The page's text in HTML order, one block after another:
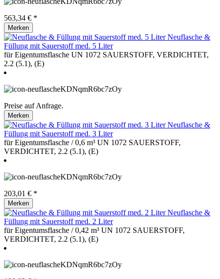
563,34 € *
Merken
Neuflasche &
Füllung mit Sauerstoff med. 5 Liter
für Eigentumsflasche UN 1072 SAUERSTOFF, VERDICHTET,
2.2 (5.1), (E)
Preise auf Anfrage.
Merken
Neuflasche &
Füllung mit Sauerstoff med. 3 Liter
für Eigentumsflasche / 0,6 m³ UN 1072 SAUERSTOFF,
VERDICHTET, 2.2 (5.1), (E)
203,01 € *
Merken
Neuflasche &
Füllung mit Sauerstoff med. 2 Liter
für Eigentumsflasche / 0,42 m³ UN 1072 SAUERSTOFF,
VERDICHTET, 2.2 (5.1), (E)